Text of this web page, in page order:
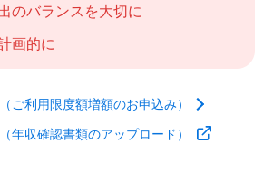
のバランスを大切に
画的に
ご利用限度額増額のお申込み）
年収確認書類のアップロード）